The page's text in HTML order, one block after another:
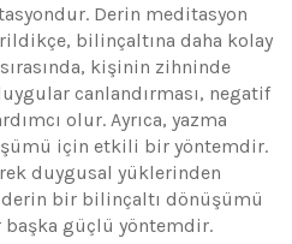
Derin meditasyon
bilinçaltına daha kolay
kişinin zihninde
canlandırması, negatif
olur. Ayrıca, yazma
için etkili bir yöntemdir.
duygusal yüklerinden
bir bilinçaltı dönüşümü
güçlü yöntemdir.